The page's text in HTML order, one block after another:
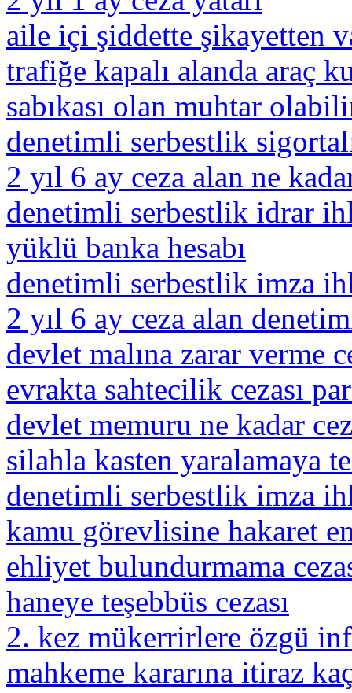
aile içi şiddette şikayetten
trafiğe kapalı alanda araç
sabıkası olan muhtar
denetimli serbestlik
2 yıl 6 ay ceza alan ne
denetimli serbestlik idrar
yüklü banka hesabı
denetimli serbestlik imza
2 yıl 6 ay ceza alan
devlet malına zarar verme
evrakta sahtecilik cezası
devlet memuru ne kadar
silahla kasten yaralamaya
denetimli serbestlik imza
kamu görevlisine hakaret
ehliyet bulundurmama
haneye teşebbüs cezası
2. kez mükerrirlere özgü
mahkeme kararına itiraz